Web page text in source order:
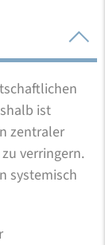
ist
zentraler
verringern.
systemisch